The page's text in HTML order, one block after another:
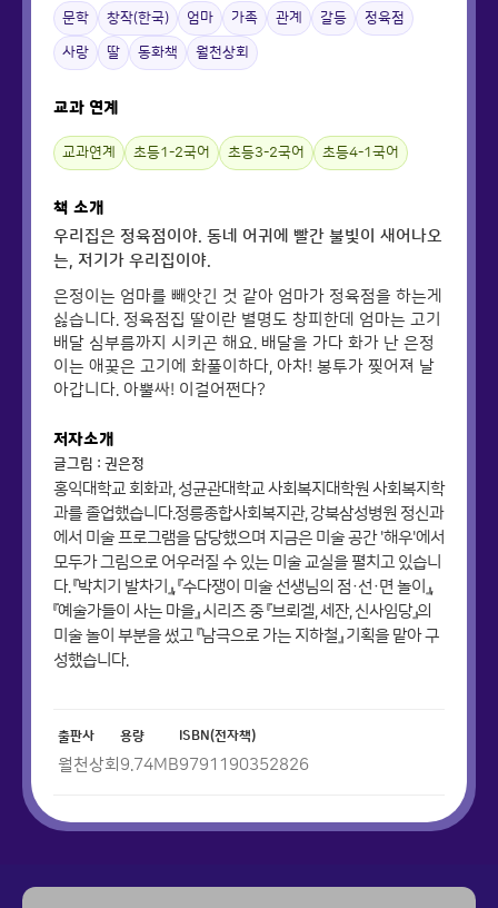
문학 창작(한국) 엄마 가족 관계 갈등 정육점
사랑 딸 동화책 월천상회
교과 연계
교과연계 초등1-2국어 초등3-2국어 초등4-1국어
책 소개
우리집은 정육점이야. 동네 어귀에 빨간 불빛이 새어나오
는, 저기가 우리집이야.
은정이는 엄마를 빼앗긴 것 같아 엄마가 정육점을 하는게
싫습니다. 정육점집 딸이란 별명도 창피한데 엄마는 고기
배달 심부름까지 시키곤 해요. 배달을 가다 화가 난 은정
이는 애꿎은 고기에 화풀이하다, 아차! 봉투가 찢어져 날
아갑니다. 아뿔싸! 이걸어쩐다?
저자소개
글그림 : 권은정
홍익대학교 회화과, 성균관대학교 사회복지대학원 사회복지학
과를 졸업했습니다.정릉종합사회복지관, 강북삼성병원 정신과
에서 미술 프로그램을 담당했으며 지금은 미술 공간 '해우'에서
모두가 그림으로 어우러질 수 있는 미술 교실을 펼치고 있습니
다. 『박치기 발차기』, 『수다쟁이 미술 선생님의 점·선·면 놀이』,
『예술가들이 사는 마을』 시리즈 중 『브뢰겔, 세잔, 신사임당』의
미술 놀이 부분을 썼고 『남극으로 가는 지하철』 기획을 맡아 구
성했습니다.
출판사
월천상회
용량
9.74MB
ISBN(전자책)
9791190352826